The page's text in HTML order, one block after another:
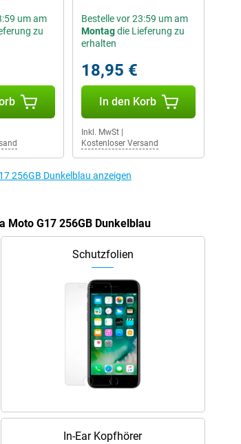
um am
zu
Bestelle vor 23:59 um am
Montagdie Lieferung zu
erhalten
18,95 €
In den Korb
Inkl. MwSt|
Kostenloser Versand
256GB Dunkelblau anzeigen
Moto G17 256GB Dunkelblau
Schutzfolien
In-Ear Kopfhörer